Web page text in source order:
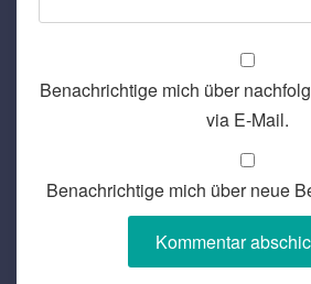
Benachrichtige mich über
via E-Mail.
Benachrichtige mich über neue